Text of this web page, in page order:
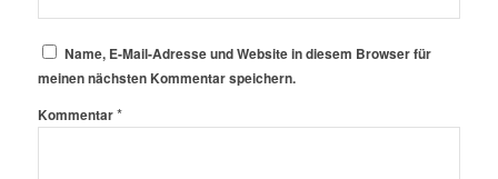
Name, E-Mail-Adresse und Website in diesem Browser für
meinen nächsten Kommentar speichern.
Kommentar*